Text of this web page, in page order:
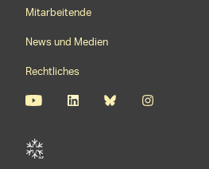
Mitarbeitende
News und Medien
Rechtliches